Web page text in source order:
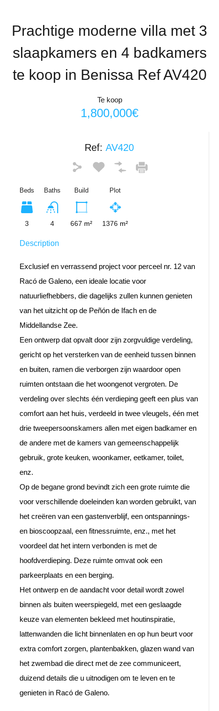
Prachtige moderne villa met 3
slaapkamers en 4 badkamers
te koop in Benissa Ref AV420
Te koop
1,800,000€
Ref: AV420
Beds
3
Baths
4
Build
667 m²
Plot
1376 m²
Description
Exclusief en verrassend project voor perceel nr. 12 van
Racó de Galeno, een ideale locatie voor
natuurliefhebbers, die dagelijks zullen kunnen genieten
van het uitzicht op de Peñón de Ifach en de
Middellandse Zee.
Een ontwerp dat opvalt door zijn zorgvuldige verdeling,
gericht op het versterken van de eenheid tussen binnen
en buiten, ramen die verborgen zijn waardoor open
ruimten ontstaan die het woongenot vergroten. De
verdeling over slechts één verdieping geeft een plus van
comfort aan het huis, verdeeld in twee vleugels, één met
drie tweepersoonskamers allen met eigen badkamer en
de andere met de kamers van gemeenschappelijk
gebruik, grote keuken, woonkamer, eetkamer, toilet,
enz.
Op de begane grond bevindt zich een grote ruimte die
voor verschillende doeleinden kan worden gebruikt, van
het creëren van een gastenverblijf, een ontspannings-
en bioscoopzaal, een fitnessruimte, enz., met het
voordeel dat het intern verbonden is met de
hoofdverdieping. Deze ruimte omvat ook een
parkeerplaats en een berging.
Het ontwerp en de aandacht voor detail wordt zowel
binnen als buiten weerspiegeld, met een geslaagde
keuze van elementen bekleed met houtinspiratie,
lattenwanden die licht binnenlaten en op hun beurt voor
extra comfort zorgen, plantenbakken, glazen wand van
het zwembad die direct met de zee communiceert,
duizend details die u uitnodigen om te leven en te
genieten in Racó de Galeno.